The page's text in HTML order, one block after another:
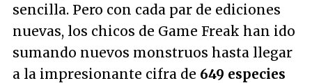
sencilla. Pero con cada par de ediciones
nuevas, los chicos de Game Freak han ido
sumando nuevos monstruos hasta llegar
a la impresionante cifra de 649 especies